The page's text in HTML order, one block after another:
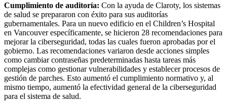
Cumplimiento de auditoría: Con la ayuda de Claroty, los sistemas
de salud se prepararon con éxito para sus auditorías
gubernamentales. Para un nuevo edificio en el Children’s Hospital
en Vancouver específicamente, se hicieron 28 recomendaciones para
mejorar la ciberseguridad, todas las cuales fueron aprobadas por el
gobierno. Las recomendaciones variaron desde acciones simples
como cambiar contraseñas predeterminadas hasta tareas más
complejas como gestionar vulnerabilidades y establecer procesos de
gestión de parches. Esto aumentó el cumplimiento normativo y, al
mismo tiempo, aumentó la efectividad general de la ciberseguridad
para el sistema de salud.